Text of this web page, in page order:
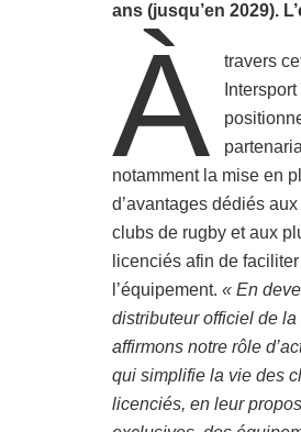
ans (jusqu’en 2029).
À
travers
notamment la mise en
d’avantages dédiés
clubs de rugby et aux
licenciés afin de faciliter
l’équipement. « En
distributeur officiel de
affirmons notre rôle
qui simplifie la vie des
licenciés, en leur